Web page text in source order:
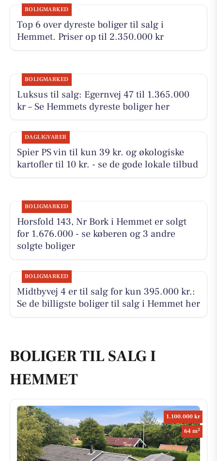
BOLIGMARKED
Top 6 over dyreste boliger til salg i
Hemmet. Priser op til 2.350.000 kr
BOLIGMARKED
Luksus til salg: Egernvej 47 til 1.365.000
kr – Se Hemmets dyreste boliger her
DAGLIGVARER
Spier PS vin til kun 39 kr. og økologiske
kartofler til 10 kr. - se de gode lokale tilbud
BOLIGMARKED
Horsfold 143, Nr Bork i Hemmet er solgt
for 1.676.000 - se køberen og 3 andre
solgte boliger
BOLIGMARKED
Midtbyvej 4 er til salg for kun 395.000 kr.:
Se de billigste boliger til salg i Hemmet her
BOLIGER TIL SALG I
HEMMET
1.100.000 kr
64 m2